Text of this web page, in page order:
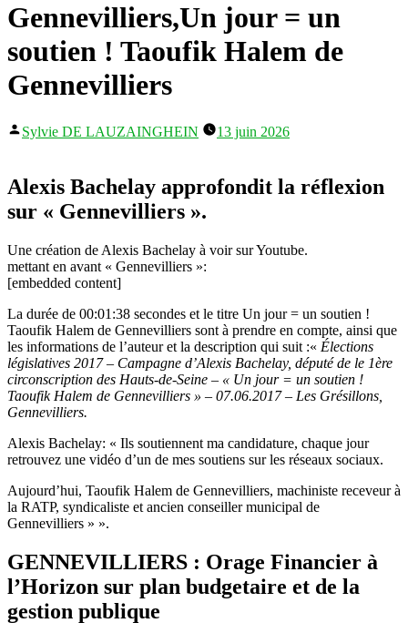
Gennevilliers,Un jour = un
soutien ! Taoufik Halem de
Gennevilliers
Publié
Sylvie DE LAUZAINGHEIN 13 juin 2026
Alexis Bachelay approfondit la réflexion
sur « Gennevilliers ».
Une création de Alexis Bachelay à voir sur Youtube.
mettant en avant « Gennevilliers »:
[embedded content]
La durée de 00:01:38 secondes et le titre Un jour = un soutien !
Taoufik Halem de Gennevilliers sont à prendre en compte, ainsi que
les informations de l’auteur et la description qui suit :« Élections
législatives 2017 – Campagne d’Alexis Bachelay, député de le 1ère
circonscription des Hauts-de-Seine – « Un jour = un soutien !
Taoufik Halem de Gennevilliers » – 07.06.2017 – Les Grésillons,
Gennevilliers.
Alexis Bachelay: « Ils soutiennent ma candidature, chaque jour
retrouvez une vidéo d’un de mes soutiens sur les réseaux sociaux.
Aujourd’hui, Taoufik Halem de Gennevilliers, machiniste receveur à
la RATP, syndicaliste et ancien conseiller municipal de
Gennevilliers » ».
GENNEVILLIERS : Orage Financier à
l’Horizon sur plan budgetaire et de la
gestion publique